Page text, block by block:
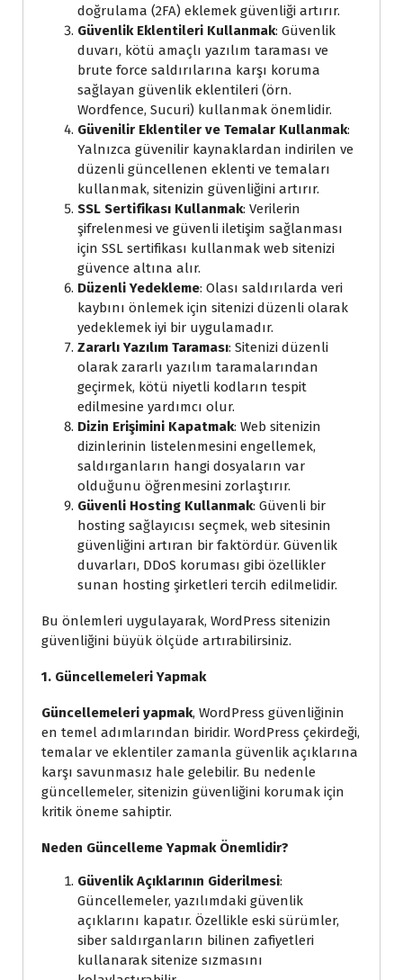
doğrulama (2FA) eklemek güvenliği artırır.
Güvenlik Eklentileri Kullanmak: Güvenlik
duvarı, kötü amaçlı yazılım taraması ve
brute force saldırılarına karşı koruma
sağlayan güvenlik eklentileri (örn.
Wordfence, Sucuri) kullanmak önemlidir.
Güvenilir Eklentiler ve Temalar Kullanmak:
Yalnızca güvenilir kaynaklardan indirilen ve
düzenli güncellenen eklenti ve temaları
kullanmak, sitenizin güvenliğini artırır.
SSL Sertifikası Kullanmak: Verilerin
şifrelenmesi ve güvenli iletişim sağlanması
için SSL sertifikası kullanmak web sitenizi
güvence altına alır.
Düzenli Yedekleme: Olası saldırılarda veri
kaybını önlemek için sitenizi düzenli olarak
yedeklemek iyi bir uygulamadır.
Zararlı Yazılım Taraması: Sitenizi düzenli
olarak zararlı yazılım taramalarından
geçirmek, kötü niyetli kodların tespit
edilmesine yardımcı olur.
Dizin Erişimini Kapatmak: Web sitenizin
dizinlerinin listelenmesini engellemek,
saldırganların hangi dosyaların var
olduğunu öğrenmesini zorlaştırır.
Güvenli Hosting Kullanmak: Güvenli bir
hosting sağlayıcısı seçmek, web sitesinin
güvenliğini artıran bir faktördür. Güvenlik
duvarları, DDoS koruması gibi özellikler
sunan hosting şirketleri tercih edilmelidir.
Bu önlemleri uygulayarak, WordPress sitenizin
güvenliğini büyük ölçüde artırabilirsiniz.
1. Güncellemeleri Yapmak
Güncellemeleri yapmak, WordPress güvenliğinin
en temel adımlarından biridir. WordPress çekirdeği,
temalar ve eklentiler zamanla güvenlik açıklarına
karşı savunmasız hale gelebilir. Bu nedenle
güncellemeler, sitenizin güvenliğini korumak için
kritik öneme sahiptir.
Neden Güncelleme Yapmak Önemlidir?
Güvenlik Açıklarının Giderilmesi:
Güncellemeler, yazılımdaki güvenlik
açıklarını kapatır. Özellikle eski sürümler,
siber saldırganların bilinen zafiyetleri
kullanarak sitenize sızmasını